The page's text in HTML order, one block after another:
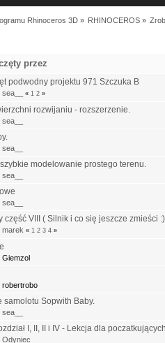
Rhinoceros 3D» RHINOCEROS»
przez
podwodny projektu 971 Szczuka B
sea__ « 1 2 »
rozwijaniu - rozszerzenie.
sea__
sea__
modelowanie prostego terenu.
sea__
sea__
część VIII ( Silnik i co się jeszcze zmieści
marek « 1 2 3 4 »
samolotu Sopwith Baby.
sea__
I, II, II i IV - Lekcja dla
Odyniec